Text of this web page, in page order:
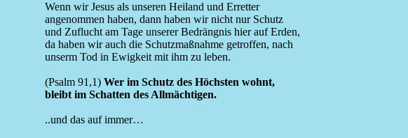
Wenn wir Jesus als unseren Heiland und Erretter
angenommen haben, dann haben wir nicht nur Schutz
und Zuflucht am Tage unserer Bedrängnis hier auf Erden,
da haben wir auch die Schutzmaßnahme getroffen, nach
unserm Tod in Ewigkeit mit ihm zu leben.
(Psalm 91,1)Wer im Schutz des Höchsten wohnt,
bleibt im Schatten des Allmächtigen.
..und das auf immer…